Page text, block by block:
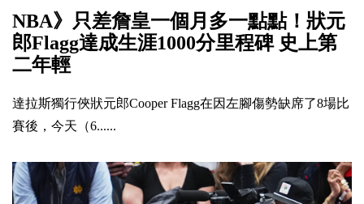
NBA》只差詹皇一個月多一點點！狀元
郎Flagg達成生涯1000分里程碑 史上第
二年輕
達拉斯獨行俠狀元郎Cooper Flagg在因左腳傷勢缺席了8場比
賽後，今天（6......